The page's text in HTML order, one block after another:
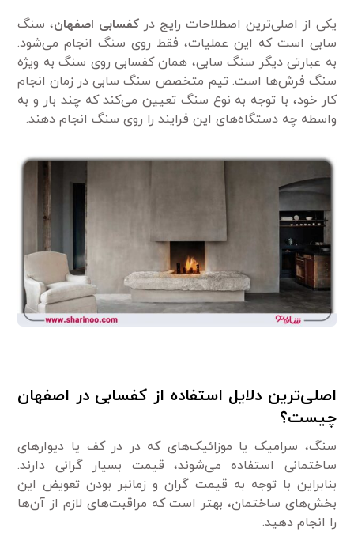
یکی از اصلی‌ترین اصطلاحات رایج در کفسابی اصفهان، سنگ
سابی است که این عملیات، فقط روی سنگ انجام می‌شود.
به عبارتی دیگر سنگ سابی، همان کفسابی روی سنگ به ویژه
سنگ فرش‌ها است. تیم متخصص سنگ سابی در زمان انجام
کار خود، با توجه به نوع سنگ تعیین می‌کند که چند بار و به
واسطه چه دستگاه‌های این فرایند را روی سنگ انجام دهند.
اصلی‌ترین دلایل استفاده از کفسابی در اصفهان
چیست؟
سنگ، سرامیک یا موزائیک‌های که در در کف یا دیوار‌های
ساختمانی استفاده می‌شوند، قیمت بسیار گرانی دارند.
بنابراین با توجه به قیمت گران و زمانبر بودن تعویض این
بخش‌های ساختمان، بهتر است که مراقبت‌های لازم از آن‌ها
را انجام دهید.